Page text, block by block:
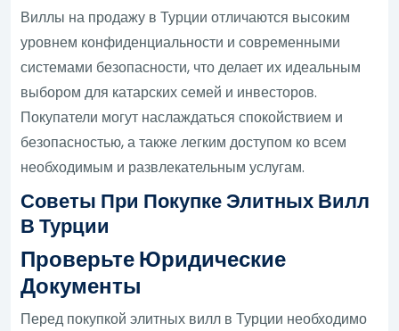
Виллы на продажу в Турции отличаются высоким
уровнем конфиденциальности и современными
системами безопасности, что делает их идеальным
выбором для катарских семей и инвесторов.
Покупатели могут наслаждаться спокойствием и
безопасностью, а также легким доступом ко всем
необходимым и развлекательным услугам.
Советы При Покупке Элитных Вилл
В Турции
Проверьте Юридические
Документы
Перед покупкой элитных вилл в Турции необходимо